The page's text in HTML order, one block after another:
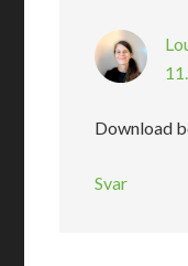
Download
Svar